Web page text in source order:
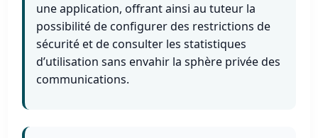
une application, offrant ainsi au tuteur la
possibilité de configurer des restrictions de
sécurité et de consulter les statistiques
d’utilisation sans envahir la sphère privée des
communications.